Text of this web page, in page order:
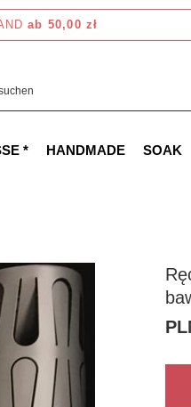
ab 50,00 zł
* HANDMADE
SOAK